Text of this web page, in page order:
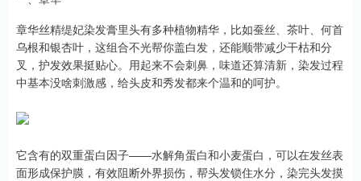
章华丝精缇妃染发膏里头有多种植物精华，比如蚕丝、茶叶、何首
乌根和银杏叶，这组合不光帮你盖白发，还能顺带减少干枯和分
叉，护发效果挺贴心。用起来不会刺鼻，味道还算清新，染发过程
中基本没啥刺激感，给头皮和秀发都来个温和的呵护。
它含有的双重蛋白因子——水解角蛋白和小麦蛋白，可以在发丝表
面形成保护膜，有效阻断外界损伤，帮头发锁住水分，染完头发摸